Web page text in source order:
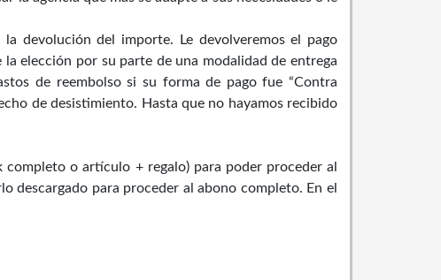
devolución del importe. Le devolveremos el pago
elección por su parte de una modalidad de entrega
de reembolso si su forma de pago fue “Contra
de desistimiento. Hasta que no hayamos recibido
o artículo + regalo) para poder proceder al
descargado para proceder al abono completo. En el